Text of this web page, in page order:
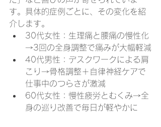
す。具体的症例ごとに、その変化を紹
介します。
30代女性：生理痛と腰痛の慢性化
→3回の全身調整で痛みが大幅軽減
40代男性：デスクワークによる肩
こり→骨格調整＋自律神経ケアで
仕事中のつらさが激減
60代女性：慢性疲労とむくみ→全
身の巡り改善で毎日が軽やかに